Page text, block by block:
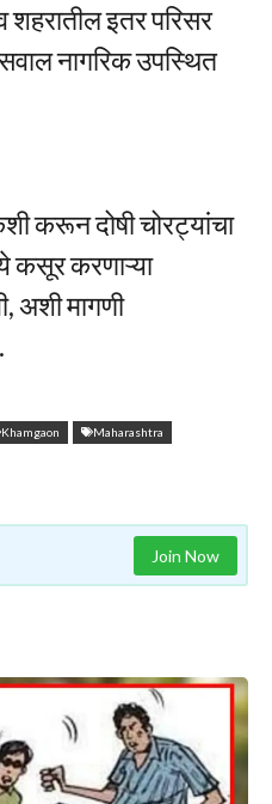
शहरातील इतर परिसर
नागरिक उपस्थित
करून दोषी चोरट्यांचा
कसूर करणाऱ्या
अशी मागणी
Khamgaon Maharashtra
Join Now